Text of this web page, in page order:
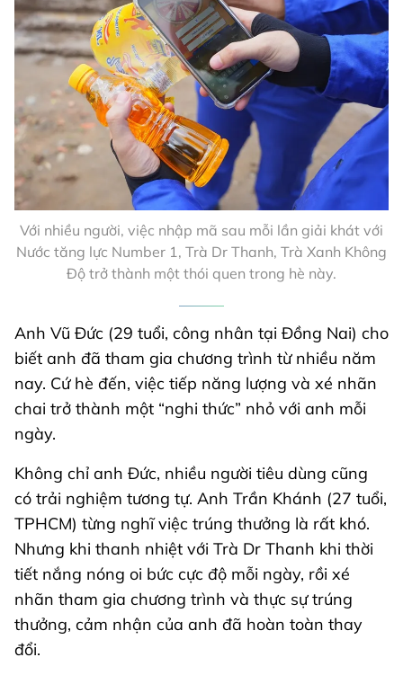
Với nhiều người, việc nhập mã sau mỗi lần giải khát với
Nước tăng lực Number 1, Trà Dr Thanh, Trà Xanh Không
Độ trở thành một thói quen trong hè này.
Anh Vũ Đức (29 tuổi, công nhân tại Đồng Nai) cho
biết anh đã tham gia chương trình từ nhiều năm
nay. Cứ hè đến, việc tiếp năng lượng và xé nhãn
chai trở thành một “nghi thức” nhỏ với anh mỗi
ngày.
Không chỉ anh Đức, nhiều người tiêu dùng cũng
có trải nghiệm tương tự. Anh Trần Khánh (27 tuổi,
TPHCM) từng nghĩ việc trúng thưởng là rất khó.
Nhưng khi thanh nhiệt với Trà Dr Thanh khi thời
tiết nắng nóng oi bức cực độ mỗi ngày, rồi xé
nhãn tham gia chương trình và thực sự trúng
thưởng, cảm nhận của anh đã hoàn toàn thay
đổi.